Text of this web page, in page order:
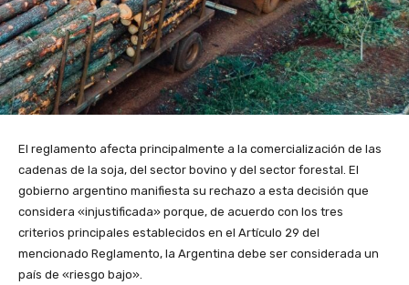
El reglamento afecta principalmente a la comercialización de las
cadenas de la soja, del sector bovino y del sector forestal. El
gobierno argentino manifiesta su rechazo a esta decisión que
considera «injustificada» porque, de acuerdo con los tres
criterios principales establecidos en el Artículo 29 del
mencionado Reglamento, la Argentina debe ser considerada un
país de «riesgo bajo».